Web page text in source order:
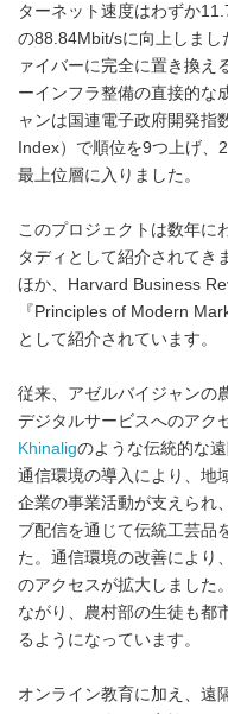
ターネット速度はわずか
の88.84Mbit/sに向上しまし
ァイバーに完全に置き換え
ーインフラ整備の直接的な
ャンは国連電子政府開発指
Index）で順位を9つ上げ
最上位層に入りました。
このプロジェクトは数年に
タディとして紹介されてき
ほか、Harvard Business
『Principles of Modern
として紹介されています。
従来、アゼルバイジャンの
デジタルサービスへのアク
Khinaligのような伝統的な
通信環境の導入により、地
企業の事業活動が支えられ
ブ配信を通じて伝統工芸品
た。通信環境の改善により
のアクセスが拡大しました
ながり、農村部の生徒も都
るようになっています。
オンライン教育に加え、遠